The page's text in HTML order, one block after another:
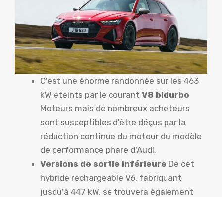
C'est une énorme randonnée sur les 463
kW éteints par le courant V8 bidurbo
Moteurs mais de nombreux acheteurs
sont susceptibles d'être déçus par la
réduction continue du moteur du modèle
de performance phare d'Audi.
Versions de sortie inférieure De cet
hybride rechargeable V6, fabriquant
jusqu'à 447 kW, se trouvera également